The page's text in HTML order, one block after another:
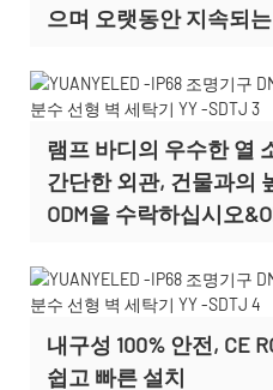
으며 오랫동안 지속되
램프 바디의 우수한 열
간단한 외관, 건물과의
ODM을 수락하십시오
내구성 100% 안전, CE
쉽고 빠른 설치